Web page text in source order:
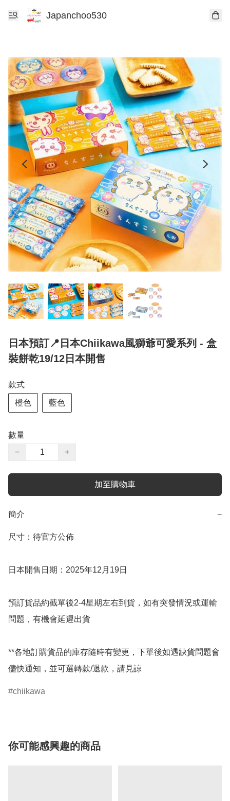
Japanchoo530
日本預訂📍日本Chiikawa風獅爺可愛系列 - 盒
裝餅乾19/12日本開售
款式
橙色 藍色
數量
−
+
加至購物車
簡介 −
尺寸：待官方公佈
日本開售日期：2025年12月19日
預訂貨品約截單後2-4星期左右到貨，如有突發情況或運輸
問題，有機會延遲出貨
**各地訂購貨品的庫存隨時有變更，下單後如遇缺貨問題會
儘快通知，並可選轉款/退款，請見諒
chiikawa
你可能感興趣的商品